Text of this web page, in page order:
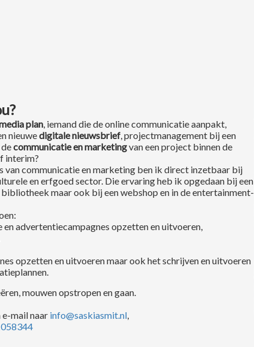
?
plan, iemand die de online communicatie aanpakt,
nieuwedigitale nieuwsbrief, projectmanagement bij een
communicatie en marketingvan een project binnen de
interim?
van communicatie en marketing ben ik direct inzetbaar bij
en erfgoed sector. Die ervaring heb ik opgedaan bij een
maar ook bij een webshop en in de entertainment-
advertentiecampagnes opzetten en uitvoeren,
opzetten en uitvoeren maar ook het schrijven en uitvoeren
mouwen opstropen en gaan.
mail naar info@saskiasmit.nl,